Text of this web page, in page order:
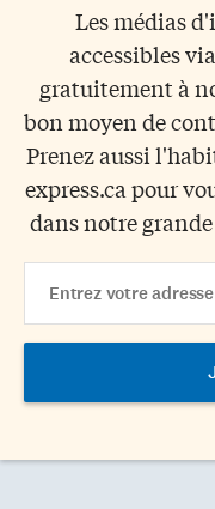
Les médias
accessibles
gratuitement à
bon moyen de
Prenez aussi
express.ca pour
dans notre
Address